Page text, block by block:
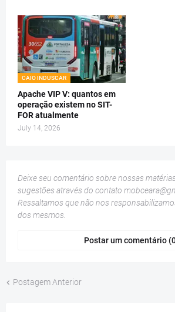
CAIO INDUSCAR
Apache VIP V: quantos em
operação existem no SIT-
FOR atualmente
July 14, 2026
Deixe seu comentário sobre nossas
sugestões através do contato
Ressaltamos que não nos
dos mesmos.
Postar um comentário
Postagem Anterior